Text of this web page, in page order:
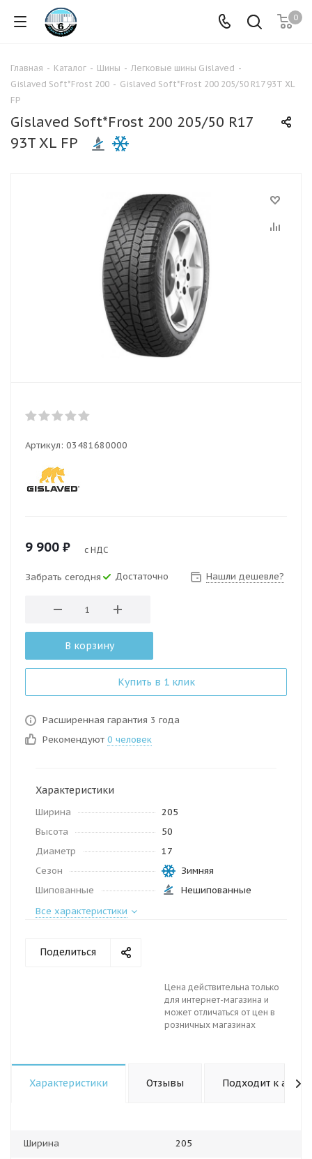
0
Главная - Каталог - Шины - Легковые шины Gislaved -
Gislaved Soft*Frost 200 - Gislaved Soft*Frost 200 205/50 R17 93T XL
FP
Gislaved Soft*Frost 200 205/50 R17
93T XL FP
Артикул: 03481680000
9 900 ₽ с НДС
Забрать сегодня Достаточно Нашли дешевле?
В корзину
Купить в 1 клик
Расширенная гарантия 3 года
Рекомендуют 0 человек
Характеристики
Ширина
205
Высота
50
Диаметр
17
Сезон
Зимняя
Шипованные
Нешипованные
Все характеристики
Поделиться
Цена действительна только
для интернет-магазина и
может отличаться от цен в
розничных магазинах
Характеристики Отзывы Подходит к авто
Ширина 205